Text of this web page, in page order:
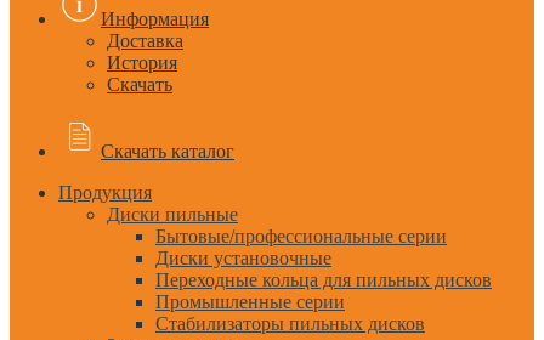
Информация
Доставка
История
Скачать
Скачать каталог
Продукция
Диски пильные
Бытовые/профессиональные серии
Диски установочные
Переходные кольца для пильных дисков
Промышленные серии
Стабилизаторы пильных дисков